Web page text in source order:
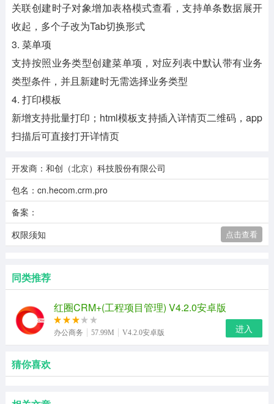
关联创建时子对象增加表格模式查看，支持单条数据展开
收起，多个子改为Tab切换形式
3. 菜单项
支持按照业务类型创建菜单项，对应列表中默认带有业务
类型条件，并且新建时无需选择业务类型
4. 打印模板
新增支持批量打印；html模板支持插入详情页二维码，app
扫描后可直接打开详情页
开发商：和创（北京）科技股份有限公司
包名：cn.hecom.crm.pro
备案：
权限须知
点击查看
同类推荐
红圈CRM+(工程项目管理) V4.2.0安卓版
办公商务 57.99M V4.2.0安卓版 进入
猜你喜欢